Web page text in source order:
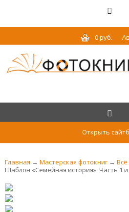
-0руб.
Открыть
Главная → Мастерская фотокниг →
Шаблон «Семейная история». Часть 1 и